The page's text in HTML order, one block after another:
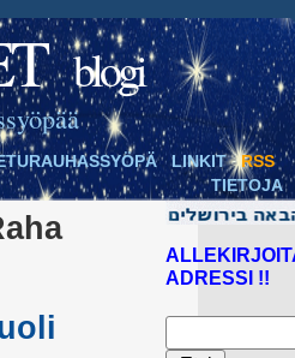
blogi
LINKIT
RSS
TIETOJA
ADRESSI !!